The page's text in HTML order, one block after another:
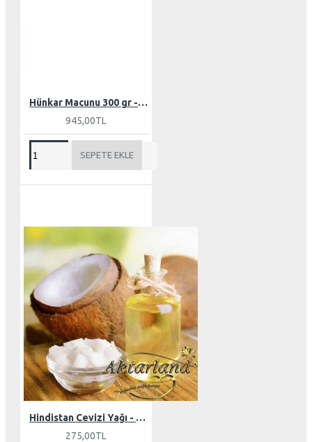
Hünkar Macunu 300 gr - 1 Adet -
945,00TL
SEPETE EKLE
Hindistan Cevizi Yağı - Butter 150 gr
275,00TL